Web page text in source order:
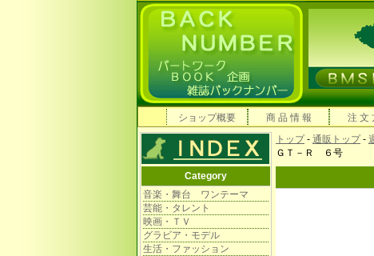
ショップ概要
商 品 情 報 注 文
Category
音楽・舞台 ワンテーマ
芸能・タレント
映画・ＴＶ
グラビア・モデル
生活・ファッション
トップ- 通販トップ-
ＧＴ－Ｒ ６号